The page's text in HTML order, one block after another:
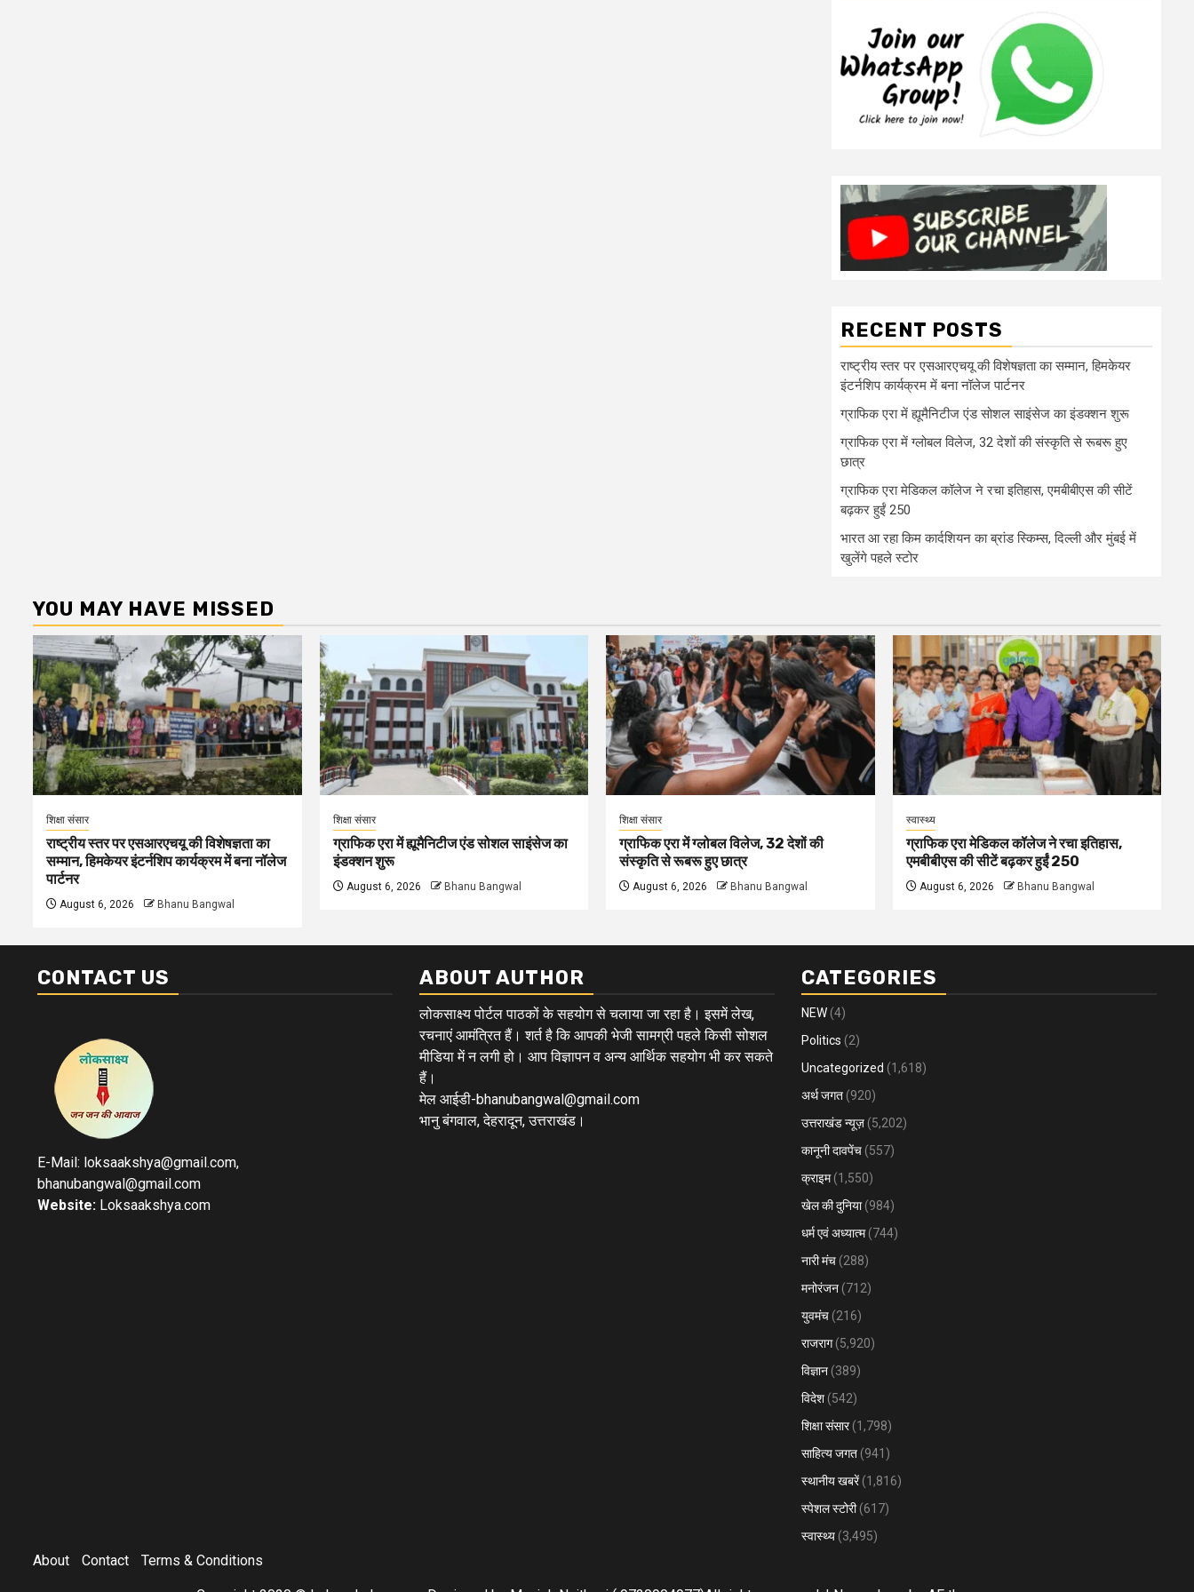
RECENT POSTS
राष्ट्रीय स्तर पर एसआरएचयू की विशेषज्ञता का सम्मान, हिमकेयर
इंटर्नशिप कार्यक्रम में बना नॉलेज पार्टनर
ग्राफिक एरा में ह्यूमैनिटीज एंड सोशल साइंसेज का इंडक्शन शुरू
ग्राफिक एरा में ग्लोबल विलेज, 32 देशों की संस्कृति से रूबरू हुए
छात्र
ग्राफिक एरा मेडिकल कॉलेज ने रचा इतिहास, एमबीबीएस की सीटें
बढ़कर हुईं 250
भारत आ रहा किम कार्दशियन का ब्रांड स्किम्स, दिल्ली और मुंबई में
खुलेंगे पहले स्टोर
YOU MAY HAVE MISSED
शिक्षा संसार
राष्ट्रीय स्तर पर एसआरएचयू की विशेषज्ञता का
सम्मान, हिमकेयर इंटर्नशिप कार्यक्रम में बना नॉलेज
पार्टनर
August 6, 2026 Bhanu Bangwal
शिक्षा संसार
ग्राफिक एरा में ह्यूमैनिटीज एंड सोशल साइंसेज का
इंडक्शन शुरू
August 6, 2026 Bhanu Bangwal
शिक्षा संसार
ग्राफिक एरा में ग्लोबल विलेज, 32 देशों की
संस्कृति से रूबरू हुए छात्र
August 6, 2026 Bhanu Bangwal
स्वास्थ्य
ग्राफिक एरा मेडिकल कॉलेज ने रचा इतिहास,
एमबीबीएस की सीटें बढ़कर हुईं 250
August 6, 2026 Bhanu Bangwal
CONTACT US
E-Mail: loksaakshya@gmail.com,
bhanubangwal@gmail.com
Website: Loksaakshya.com
ABOUT AUTHOR
लोकसाक्ष्य पोर्टल पाठकों के सहयोग से चलाया जा रहा है। इसमें लेख,
रचनाएं आमंत्रित हैं। शर्त है कि आपकी भेजी सामग्री पहले किसी सोशल
मीडिया में न लगी हो। आप विज्ञापन व अन्य आर्थिक सहयोग भी कर सकते
हैं।
मेल आईडी-bhanubangwal@gmail.com
भानु बंगवाल, देहरादून, उत्तराखंड।
CATEGORIES
NEW (4)
Politics (2)
Uncategorized (1,618)
अर्थ जगत (920)
उत्तराखंड न्यूज़ (5,202)
कानूनी दावपेंच (557)
क्राइम(1,550)
खेल की दुनिया(984)
धर्म एवं अध्यात्म(744)
नारी मंच (288)
मनोरंजन (712)
युवमंच (216)
राजराग(5,920)
विज्ञान (389)
विदेश (542)
शिक्षा संसार(1,798)
साहित्य जगत (941)
स्थानीय खबरें(1,816)
स्पेशल स्टोरी(617)
स्वास्थ्य (3,495)
About Contact Terms & Conditions